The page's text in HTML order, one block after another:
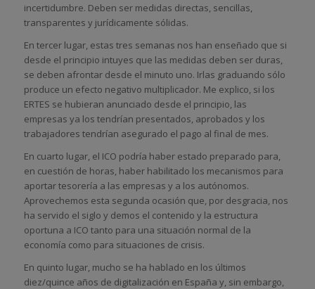
incertidumbre. Deben ser medidas directas, sencillas,
transparentes y jurídicamente sólidas.
En tercer lugar, estas tres semanas nos han enseñado que si
desde el principio intuyes que las medidas deben ser duras,
se deben afrontar desde el minuto uno. Irlas graduando sólo
produce un efecto negativo multiplicador. Me explico, si los
ERTES se hubieran anunciado desde el principio, las
empresas ya los tendrían presentados, aprobados y los
trabajadores tendrían asegurado el pago al final de mes.
En cuarto lugar, el ICO podría haber estado preparado para,
en cuestión de horas, haber habilitado los mecanismos para
aportar tesorería a las empresas y a los autónomos.
Aprovechemos esta segunda ocasión que, por desgracia, nos
ha servido el siglo y demos el contenido y la estructura
oportuna a ICO tanto para una situación normal de la
economía como para situaciones de crisis.
En quinto lugar, mucho se ha hablado en los últimos
diez/quince años de digitalización en España y, sin embargo,